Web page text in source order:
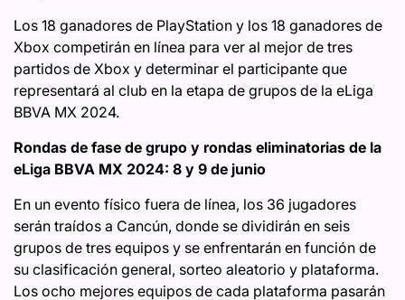
Los 18 ganadores de PlayStation y los 18 ganadores de
Xbox competirán en línea para ver al mejor de tres
partidos de Xbox y determinar el participante que
representará al club en la etapa de grupos de la eLiga
BBVA MX 2024.
Rondas de fase de grupo y rondas eliminatorias de la
eLiga BBVA MX 2024: 8 y 9 de junio
En un evento físico fuera de línea, los 36 jugadores
serán traídos a Cancún, donde se dividirán en seis
grupos de tres equipos y se enfrentarán en función de
su clasificación general, sorteo aleatorio y plataforma.
Los ocho mejores equipos de cada plataforma pasarán